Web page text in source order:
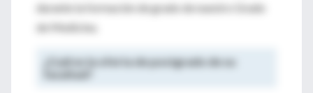
durante la formación de grado de nuestro Grado
de Medicina.
¿Cuál es la oferta de postgrado de su